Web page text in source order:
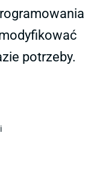
potrzeby.